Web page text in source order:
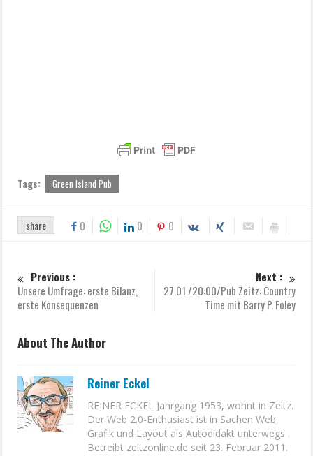
Tags: Green Island Pub
share 0 0 0
Previous :
Unsere Umfrage: erste Bilanz,
erste Konsequenzen
Next :
27.01./20:00/Pub Zeitz: Country
Time mit Barry P. Foley
About The Author
Reiner Eckel
REINER ECKEL Jahrgang 1953, wohnt in Zeitz.
Der Web 2.0-Enthusiast ist in Sachen Web,
Grafik und Layout als Autodidakt unterwegs.
Betreibt zeitzonline.de seit 23. Februar 2011.